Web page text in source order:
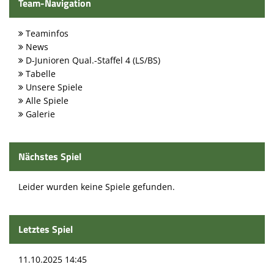
Team-Navigation
Teaminfos
News
D-Junioren Qual.-Staffel 4 (LS/BS)
Tabelle
Unsere Spiele
Alle Spiele
Galerie
Nächstes Spiel
Leider wurden keine Spiele gefunden.
Letztes Spiel
11.10.2025 14:45